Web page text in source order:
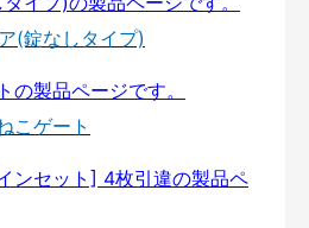
(錠なしタイプ)
こゲート